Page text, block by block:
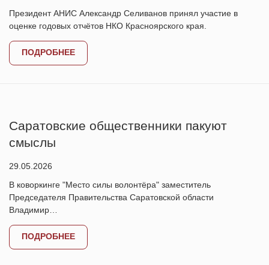
Президент АНИС Александр Селиванов принял участие в
оценке годовых отчётов НКО Красноярского края.
ПОДРОБНЕЕ
Саратовские общественники пакуют
смыслы
29.05.2026
В коворкинге "Место силы волонтёра" заместитель
Председателя Правительства Саратовской области
Владимир…
ПОДРОБНЕЕ